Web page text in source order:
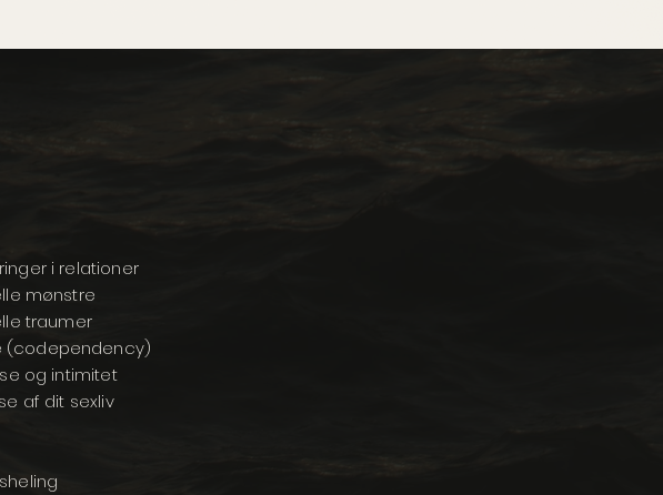
i relationer
mønstre
traumer
(codependency)
og intimitet
af dit sexliv